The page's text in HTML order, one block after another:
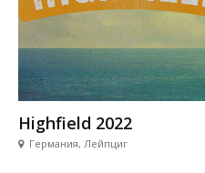
Highfield 2022
Германия, Лейпциг